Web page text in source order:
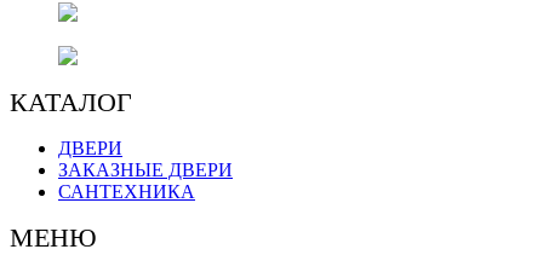
КАТАЛОГ
ДВЕРИ
ЗАКАЗНЫЕ ДВЕРИ
САНТЕХНИКА
МЕНЮ